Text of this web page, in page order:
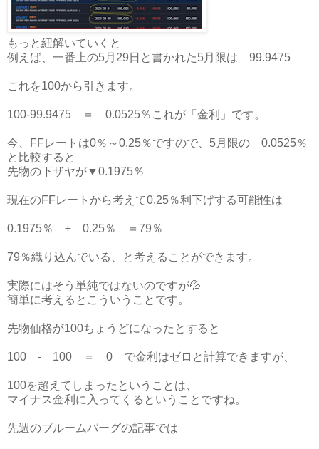
もっと紐解いていくと
例えば、一番上の5月29日と書かれた5月限は 99.9475
これを100から引きます。
100-99.9475 ＝ 0.0525％これが「金利」です。
今、FFレートは0％～0.25％ですので、5月限の 0.0525％
と比較すると
先物の下ザヤが▼0.1975％
現在のFFレートから考えて0.25％利下げする可能性は
0.1975％ ÷ 0.25％ ＝79％
79％織り込んでいる、と考えることができます。
実際にはそう単純ではないのですが💦
簡単に考えるとこういうことです。
先物価格が100ちょうどになったとすると
100 - 100 ＝ 0 で金利はゼロと計算できますが、
100を超えてしまったということは、
マイナス金利に入ってくるということですね。
先週のブルームバーグの記事では